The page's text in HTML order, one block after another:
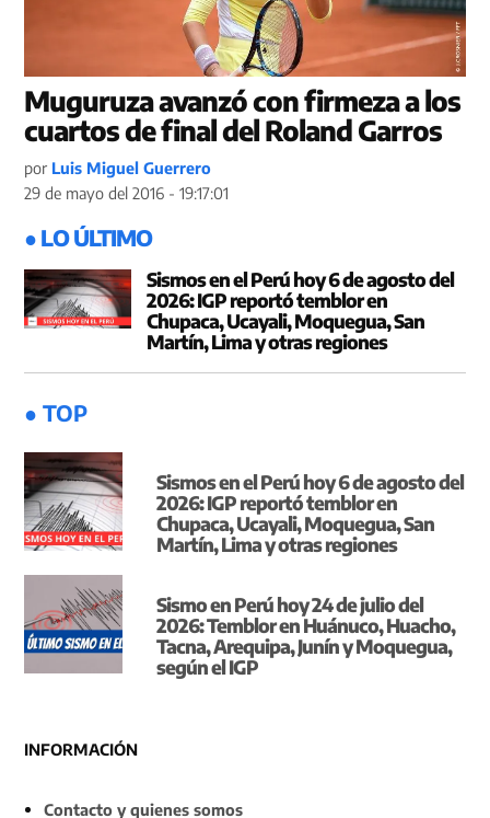
Muguruza avanzó con firmeza a los
cuartos de final del Roland Garros
por Luis Miguel Guerrero
29 de mayo del 2016 - 19:17:01
● LO ÚLTIMO
Sismos en el Perú hoy 6 de agosto del
2026: IGP reportó temblor en
Chupaca, Ucayali, Moquegua, San
Martín, Lima y otras regiones
● TOP
Sismos en el Perú hoy 6 de agosto del
2026: IGP reportó temblor en
Chupaca, Ucayali, Moquegua, San
Martín, Lima y otras regiones
Sismo en Perú hoy 24 de julio del
2026: Temblor en Huánuco, Huacho,
Tacna, Arequipa, Junín y Moquegua,
según el IGP
INFORMACIÓN
Contacto y quienes somos